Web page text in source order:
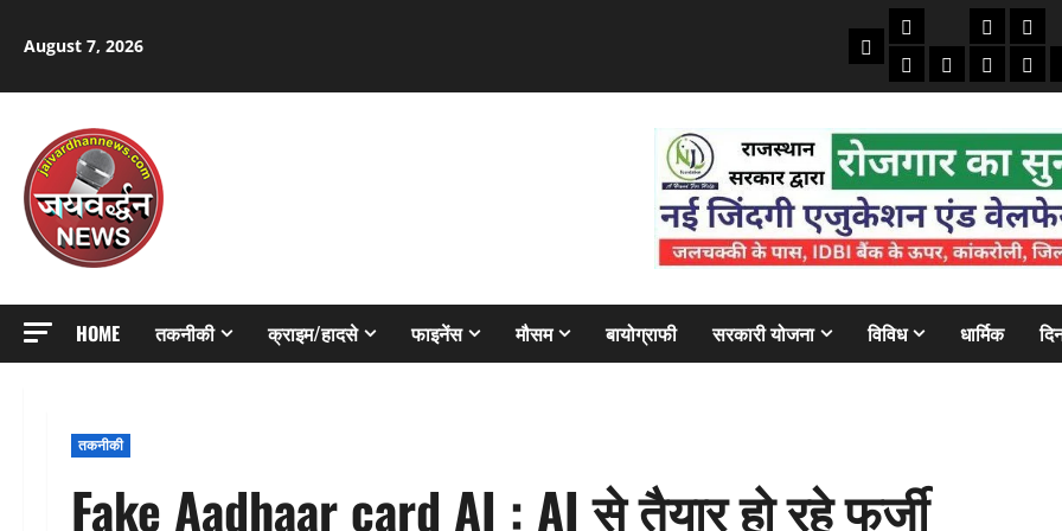
August 7, 2026 Home
तकनीकी
ऑटो
मोबाइल
क्राइम/
अजबबैंक
HOME तकनीकी क्राइम/हादसे फाइनेंस मौसम बायोग्राफी सरकारी योजना विविध धार्मिक
तकनीकी
Fake Aadhaar card AI : AI से तैयार हो रहे फर्जी